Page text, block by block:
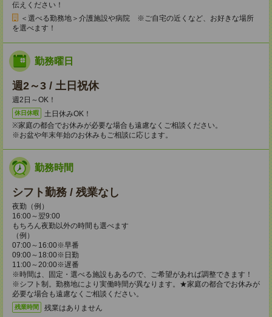
伝えください！
＜選べる勤務地＞介護施設や病院 ※ご自宅の近くなど、お好きな場所
を選べます！
勤務曜日
週2～3 / 土日祝休
週2日～OK！
休日休暇
土日休みOK！
※家庭の都合でお休みが必要な場合も遠慮なくご相談ください。
※お盆や年末年始のお休みもご相談に応じます。
勤務時間
シフト勤務 / 残業なし
夜勤（例）
16:00～翌9:00
もちろん夜勤以外の時間も選べます
（例）
07:00～16:00※早番
09:00～18:00※日勤
11:00～20:00※遅番
※時間は、固定・選べる施設もあるので、ご希望があれば調整できます！
※シフト制。勤務地により実働時間が異なります。★家庭の都合でお休みが
必要な場合も遠慮なくご相談ください。
残業時間 残業はありません